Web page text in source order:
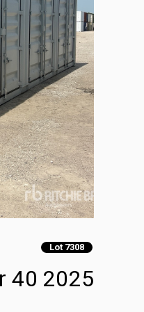
Lot 7308
2025 40 ft High Cube Multi-Door حاويات تخزين